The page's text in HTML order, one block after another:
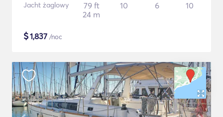
Jacht żaglowy
79 ft
24 m
10 6 10
$1,837 /noc